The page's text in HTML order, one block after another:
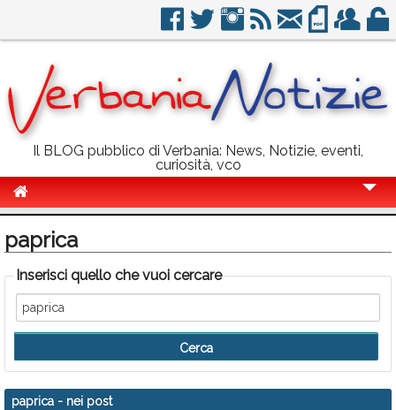
Il BLOG pubblico di Verbania: News, Notizie, eventi,
curiosità, vco
Politica
Sport
Eventi
Info Utili
Rubriche
paprica
Inserisci quello che vuoi cercare
paprica - nei post